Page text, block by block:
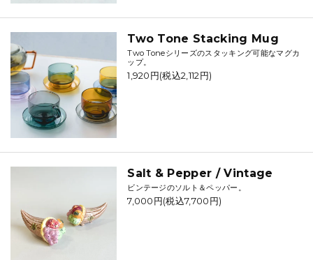
Two Tone Stacking Mug
Two Toneシリーズのスタッキング可能なマグカ
ップ。
1,920円(税込2,112円)
Salt & Pepper / Vintage
ビンテージのソルト＆ペッパー。
7,000円(税込7,700円)